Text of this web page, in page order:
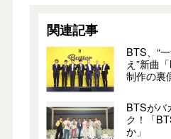
関連記事
BTS、“
え”新曲
制作の裏
BTSがバ
ク！「
か」